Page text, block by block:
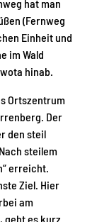
hat man
(Fernweg
Einheit und
im Wald
hinab.
Ortszentrum
Der
den steil
steilem
erreicht.
Ziel. Hier
am
geht es kurz